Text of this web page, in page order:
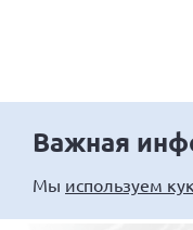
Важная
Мы используем